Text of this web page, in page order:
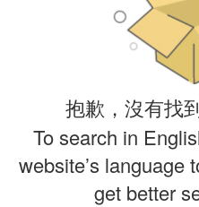
抱歉，沒有找
To search in
website’s language
get better